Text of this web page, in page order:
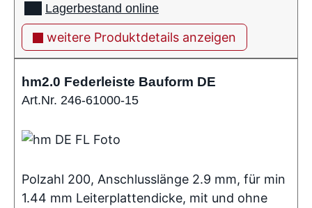
Lagerbestand online
weitere Produktdetails anzeigen
hm2.0 Federleiste Bauform DE
Art.Nr. 246-61000-15
Polzahl 200, Anschlusslänge 2.9 mm, für min
1.44 mm Leiterplattendicke, mit und ohne